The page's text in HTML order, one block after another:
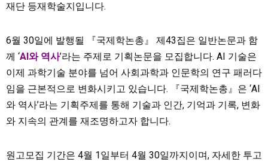
재단 등재학술지입니다.
6월 30일에 발행될 『국제학논총』 제43집은 일반논문과 함
께 ‘AI와 역사’라는 주제로 기획논문을 모집합니다. AI 기술은
이제 과학기술 분야를 넘어 사회과학과 인문학의 연구 패러다
임을 근본적으로 변화시키고 있습니다. 『국제학논총』은 ‘AI
와 역사’라는 기획주제를 통해 기술과 인간, 기억과 기록, 변화
와 지속의 관계를 재조명하고자 합니다.
원고모집 기간은 4월 1일부터 4월 30일까지이며, 자세한 투고